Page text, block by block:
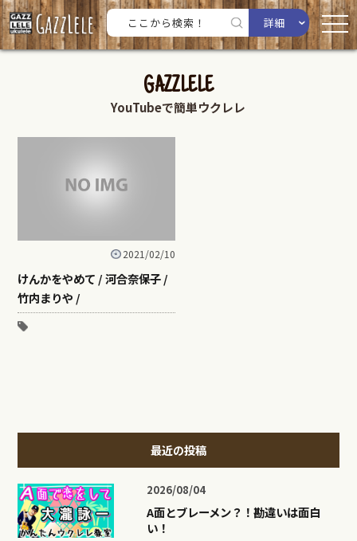
詳細
GAZZLELE
YouTubeで簡単ウクレレ
2021/02/10
けんかをやめて / 河合奈保子 /
竹内まりや /
最近の投稿
2026/08/04
A面とブレーメン？！勘違いは面白
い！